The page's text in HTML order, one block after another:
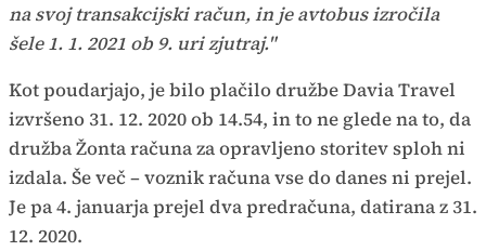
na svoj transakcijski račun, in je avtobus izročila
šele 1. 1. 2021 ob 9. uri zjutraj."
Kot poudarjajo, je bilo plačilo družbe Davia Travel
izvršeno 31. 12. 2020 ob 14.54, in to ne glede na to, da
družba Žonta računa za opravljeno storitev sploh ni
izdala. Še več – voznik računa vse do danes ni prejel.
Je pa 4. januarja prejel dva predračuna, datirana z 31.
12. 2020.